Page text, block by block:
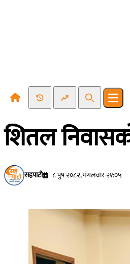
Recent NewsTrending News
Search
शितल
सहपाटी ८ पुष २०८२, मंगलवार २१:०५